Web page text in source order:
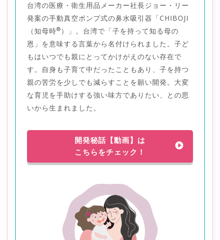
台湾の医療・衛生用品メーカー社長ジョー・リー
発案の手動真空ポンプ式の鼻水吸引器「CHIBOJI
（知母時® ）」。台湾で「子を持って知る母の
恩」を意味する言葉から名付けられました。子ど
もはいつでも親にとってかけがえのない存在で
す。自身も子育て中だったこともあり、子を持つ
親の苦労を少しでも減らすことを願い開発。大変
な育児を手助けする強い味方でありたい、との思
いから生まれました。
開発秘話【動画】は
こちらをチェック！